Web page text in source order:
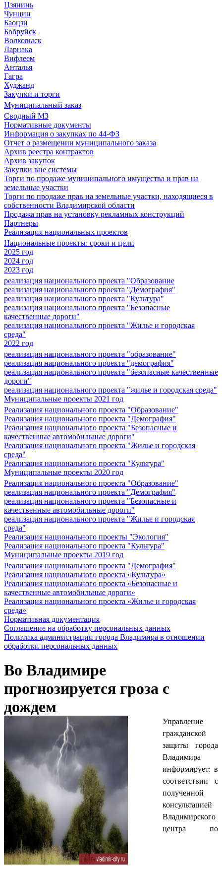
Цзянинь
Чунцин
Баоцзи
Бобруйск
Волковыск
Ларнака
Вифлеем
Анталья
Гагра
Худжанд
Закупки и торги
Муниципальный заказ
Сводный МЗ
Нормативные документы
Информация о закупках по 44-ФЗ
Отчет о размещении муниципального заказа
Архив реестра контрактов
Архив закупок
Закупки вне системы
Торги по продаже муниципального имущества и прав на
земельные участки
Торги по продаже прав на земельные участки, находящиеся в
собственности Владимирской области
Продажа прав на установку рекламных конструкций
Партнеры
Реализация национальных проектов
Национальные проекты: сроки и цели
2025 год
2024 год
2023 год
реализация национального проекта "Образование
реализация национального проекта "Демография"
реализация национального проекта "Культура"
реализация национального проекта "Безопасные
качественные дороги"
реализация национального проекта "Жилье и городская
среда"
2022 год
реализация национального проекта "образование"
реализация национального проекта "демография"
реализация национального проекта "безопасные качественные
дороги"
реализация национального проекта "жилье и городская среда"
Муниципальные проекты 2021 год
Реализация национального проекта "Образование"
Реализация национального проекта "Демография"
Реализация национального проекта "Безопасные и
качественные автомобильные дороги"
Реализация национального проекта "Жилье и городская
среда"
Реализация национального проекта "Культура"
Муниципальные проекты 2020 год
Реализация национального проекта "Образование"
реализация национального проекта "Демография"
реализация национального проекта "Безопасные и
качественные автомобильные дороги"
реализация национального проекта "Жилье и городская
среда"
Реализация национального проекты "Экология"
Реализация национального проекта "Культура"
Муниципальные проекты 2019 год
Реализация национального проекта "Демография"
Реализация национального проекта «Культура»
Реализация национального проекта «Безопасные и
качественные автомобильные дороги»
Реализация национального проекта «Жилье и городская
среда»
Нормативная документация
Соглашение на обработку персональных данных
Политика администрации города Владимира в отношении
обработки персональных данных
Во Владимире
прогнозируется гроза с
дождем
Управление
гражданской
защиты города
Владимира
информирует: в
соответствии с
полученной
консультацией
Владимирского
центра по